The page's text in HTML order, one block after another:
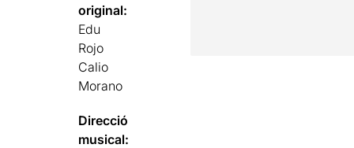
original:
Edu
Rojo
Calio
Morano
Direcció
musical: